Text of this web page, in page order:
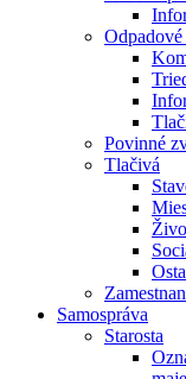
Povinné
Tlačivá
Samospráva
Starosta